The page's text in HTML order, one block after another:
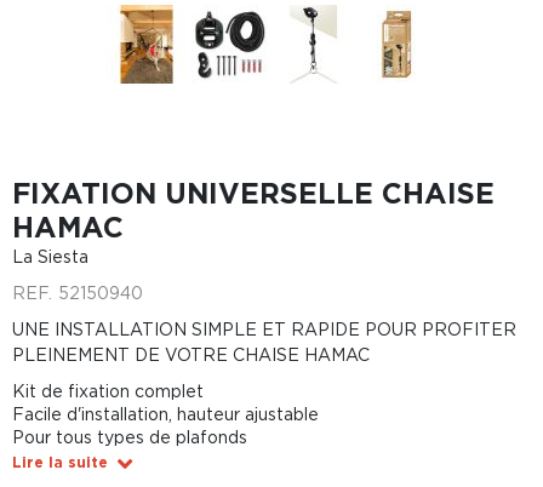
FIXATION UNIVERSELLE CHAISE
HAMAC
La Siesta
REF. 52150940
UNE INSTALLATION SIMPLE ET RAPIDE POUR PROFITER
PLEINEMENT DE VOTRE CHAISE HAMAC
Kit de fixation complet
Facile d'installation, hauteur ajustable
Pour tous types de plafonds
Lire la suite